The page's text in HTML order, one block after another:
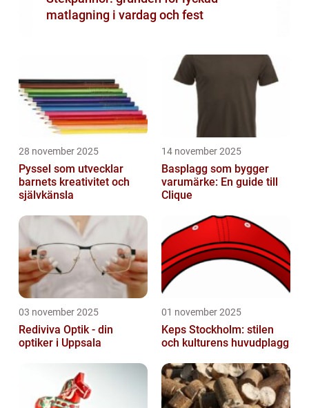
matlagning i vardag och fest
28 november 2025
Pyssel som utvecklar
barnets kreativitet och
självkänsla
14 november 2025
Basplagg som bygger
varumärke: En guide till
Clique
03 november 2025
Rediviva Optik - din
optiker i Uppsala
01 november 2025
Keps Stockholm: stilen
och kulturens huvudplagg